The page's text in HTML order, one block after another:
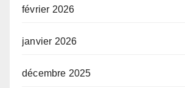
février 2026
janvier 2026
décembre 2025